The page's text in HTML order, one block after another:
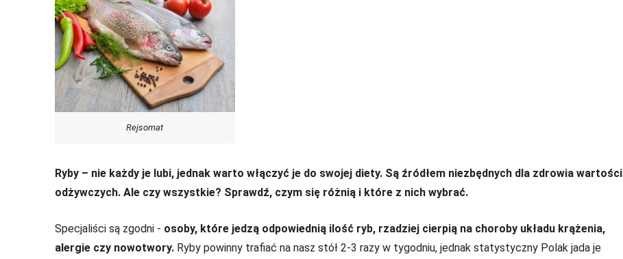
Rejsomat
Ryby – nie każdy je lubi, jednak warto włączyć je do swojej diety. Są źródłem niezbędnych dla zdrowia wartości
odżywczych. Ale czy wszystkie? Sprawdź, czym się różnią i które z nich wybrać.
Specjaliści są zgodni - osoby, które jedzą odpowiednią ilość ryb, rzadziej cierpią na choroby układu krążenia,
alergie czy nowotwory. Ryby powinny trafiać na nasz stół 2-3 razy w tygodniu, jednak statystyczny Polak jada je